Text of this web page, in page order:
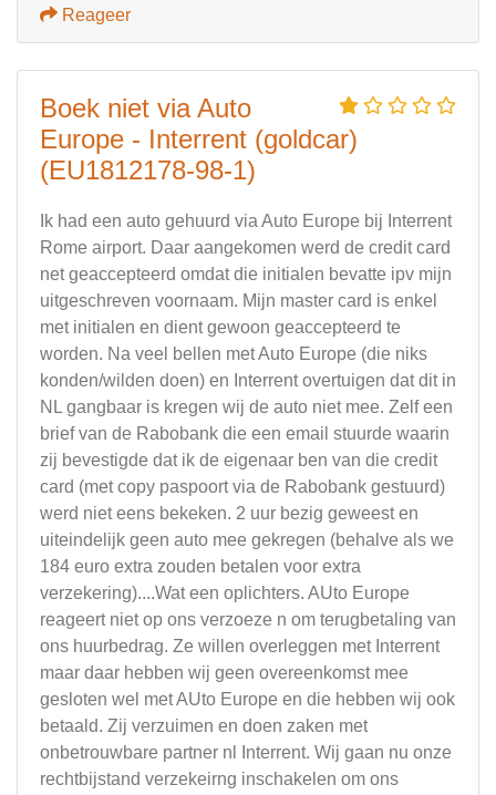
Reageer
Boek niet via Auto
Europe - Interrent (goldcar)
(EU1812178-98-1)
Ik had een auto gehuurd via Auto Europe bij Interrent
Rome airport. Daar aangekomen werd de credit card
net geaccepteerd omdat die initialen bevatte ipv mijn
uitgeschreven voornaam. Mijn master card is enkel
met initialen en dient gewoon geaccepteerd te
worden. Na veel bellen met Auto Europe (die niks
konden/wilden doen) en Interrent overtuigen dat dit in
NL gangbaar is kregen wij de auto niet mee. Zelf een
brief van de Rabobank die een email stuurde waarin
zij bevestigde dat ik de eigenaar ben van die credit
card (met copy paspoort via de Rabobank gestuurd)
werd niet eens bekeken. 2 uur bezig geweest en
uiteindelijk geen auto mee gekregen (behalve als we
184 euro extra zouden betalen voor extra
verzekering)....Wat een oplichters. AUto Europe
reageert niet op ons verzoeze n om terugbetaling van
ons huurbedrag. Ze willen overleggen met Interrent
maar daar hebben wij geen overeenkomst mee
gesloten wel met AUto Europe en die hebben wij ook
betaald. Zij verzuimen en doen zaken met
onbetrouwbare partner nl Interrent. Wij gaan nu onze
rechtbijstand verzekeirng inschakelen om ons